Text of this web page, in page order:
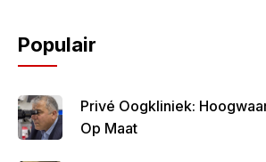
Populair
Privé Oogkliniek:
Op Maat